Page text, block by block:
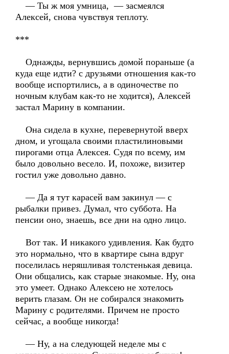
— Ты ж моя умница, — засмеялся
Алексей, снова чувствуя теплоту.
***
Однажды, вернувшись домой пораньше (а
куда еще идти? с друзьями отношения как-то
вообще испортились, а в одиночестве по
ночным клубам как-то не ходится), Алексей
застал Марину в компании.
Она сидела в кухне, перевернутой вверх
дном, и угощала своими пластилиновыми
пирогами отца Алексея. Судя по всему, им
было довольно весело. И, похоже, визитер
гостил уже довольно давно.
— Да я тут карасей вам закинул — с
рыбалки привез. Думал, что суббота. На
пенсии оно, знаешь, все дни на одно лицо.
Вот так. И никакого удивления. Как будто
это нормально, что в квартире сына вдруг
поселилась неряшливая толстенькая девица.
Они общались, как старые знакомые. Ну, она
это умеет. Однако Алексею не хотелось
верить глазам. Он не собирался знакомить
Марину с родителями. Причем не просто
сейчас, а вообще никогда!
— Ну, а на следующей неделе мы с